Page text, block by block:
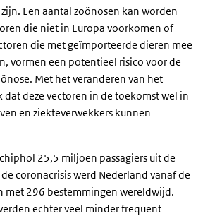
Een aantal zoönosen kan worden
die niet in Europa voorkomen of
die met geïmporteerde dieren mee
vormen een potentieel risico voor de
Met het veranderen van het
deze vectoren in de toekomst wel in
en ziekteverwekkers kunnen
25,5 miljoen passagiers uit de
coronacrisis werd Nederland vanaf de
met 296 bestemmingen wereldwijd.
echter veel minder frequent